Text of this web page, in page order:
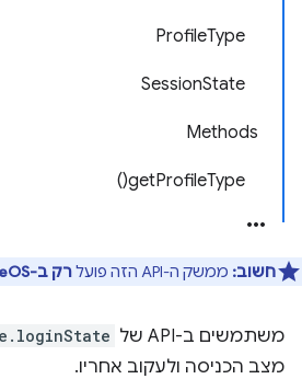
ProfileType
SessionState
Methods
getProfileType()
חשוב: ממשק ה-API הזה פועל רק ב-ChromeOS
משתמשים ב-API של
מצב הכניסה ולעקוב אחריו.